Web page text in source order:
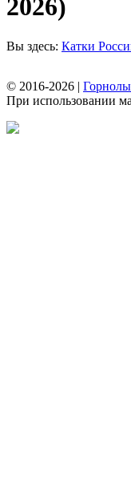
2026)
Вы здесь: Катки
© 2016-2026 |
При использовании